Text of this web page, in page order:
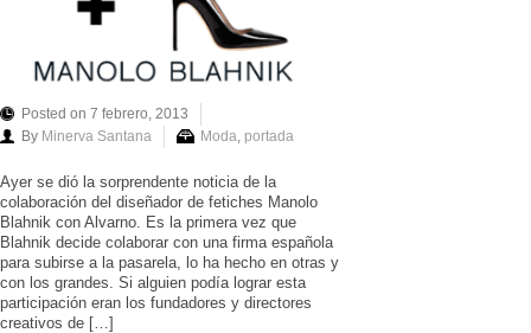
Posted on 7 febrero, 2013
By Minerva Santana Moda portada
Ayer se dió la sorprendente noticia de la
colaboración del diseñador de fetiches Manolo
Blahnik con Alvarno. Es la primera vez que
Blahnik decide colaborar con una firma española
para subirse a la pasarela, lo ha hecho en otras y
con los grandes. Si alguien podía lograr esta
participación eran los fundadores y directores
creativos de […]